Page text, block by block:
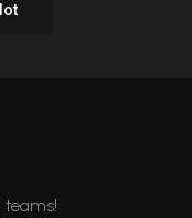
teams!